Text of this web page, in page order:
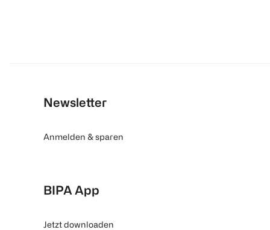
Newsletter
Anmelden & sparen
BIPA App
Jetzt downloaden